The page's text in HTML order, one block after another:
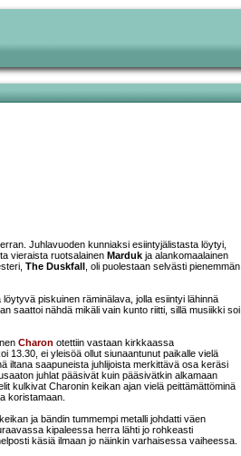
Juhlavuoden kunniaksi esiintyjälistasta löytyi,
vieraista ruotsalainen Marduk ja alankomaalainen
The Duskfall , oli puolestaan selvästi pienemmän
piskuinen räminälava, jolla esiintyi lähinnä
saattoi nähdä mikäli vain kunto riitti, sillä musiikki soi
Charon otettiin vastaan kirkkaassa
13.30, ei yleisöä ollut siunaantunut paikalle vielä
iltana saapuneista juhlijoista merkittävä osa keräsi
juhlat pääsivät kuin pääsivätkin alkamaan
kulkivat Charonin keikan ajan vielä peittämättöminä
koristamaan.
ja bändin tummempi metalli johdatti väen
kipaleessa herra lähti jo rohkeasti
käsiä ilmaan jo näinkin varhaisessa vaiheessa.